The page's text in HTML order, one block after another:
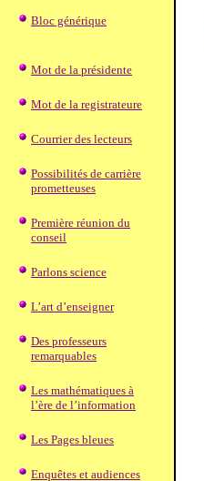
Bloc générique
Mot de la présidente
Mot de la registrateure
Courrier des lecteurs
Possibilités de carrière
prometteuses
Première réunion du
conseil
Parlons science
L’art d’enseigner
Des professeurs
remarquables
Les mathématiques à
l’ère de l’information
Les Pages bleues
Enquêtes et audiences